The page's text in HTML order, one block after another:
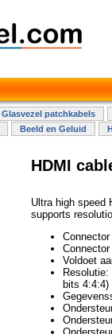
Glasvezel patchkabels
Beeld en Geluid
HDMI
Ultra high speed
supports
Voldoet
bits 4:4:4)